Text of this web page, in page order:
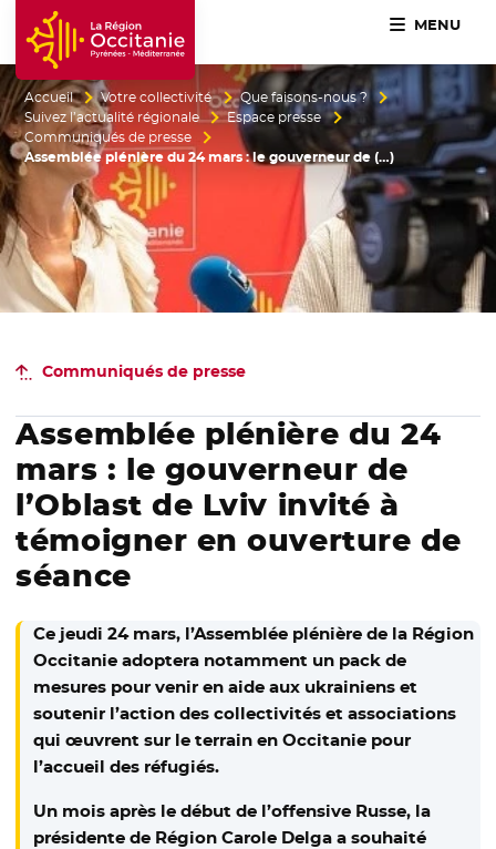
Accueil Région Occitanie / Pyrénées-Méditerranée
MENU
Accueil Votre collectivité
Que faisons-nous ?
Suivez l’actualité régionale
Espace presse
Communiqués de presse
Assemblée plénière du 24 mars : le gouverneur de (…)
Communiqués de presse
Assemblée plénière du 24
mars : le gouverneur de
l’Oblast de Lviv invité à
témoigner en ouverture de
séance
Ce jeudi 24 mars, l’Assemblée plénière de la Région
Occitanie adoptera notamment un pack de
mesures pour venir en aide aux ukrainiens et
soutenir l’action des collectivités et associations
qui œuvrent sur le terrain en Occitanie pour
l’accueil des réfugiés.
Un mois après le début de l’offensive Russe, la
présidente de Région Carole Delga a souhaité